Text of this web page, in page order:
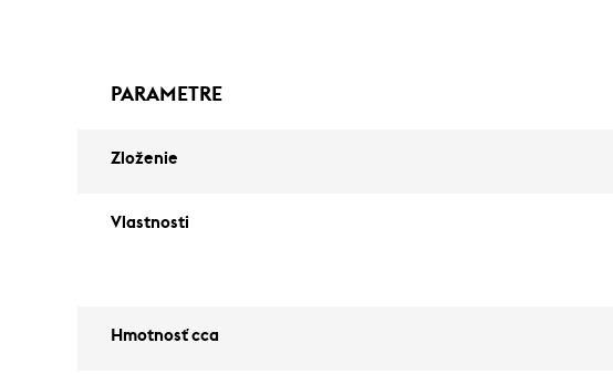
PARAMETRE
Zloženie
Vlastnosti
Hmotnosť cca